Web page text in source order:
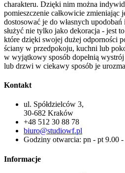
charakteru. Dzięki nim można
pomieszczenie całkowicie zmieniając
dostosować je do własnych
służyć nie tylko jako dekoracja - jest
które dzięki swojej dużej odporności
ściany w przedpokoju, kuchni lub
w wyjątkowy sposób dopełnią
lub drzwi w ciekawy sposób je
Kontakt
ul. Spółdzielców 3,
30-682 Kraków
+48 512 30 88 78
biuro@studiowf.pl
Godziny otwarcia: pn - pt 9.00 -
Informacje